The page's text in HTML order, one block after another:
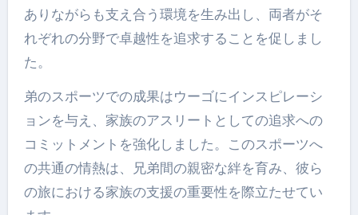
ありながらも支え合う環境を生み出し、両者がそ
れぞれの分野で卓越性を追求することを促しまし
た。
弟のスポーツでの成果はウーゴにインスピレーシ
ョンを与え、家族のアスリートとしての追求への
コミットメントを強化しました。このスポーツへ
の共通の情熱は、兄弟間の親密な絆を育み、彼ら
の旅における家族の支援の重要性を際立たせてい